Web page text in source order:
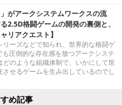
」がアークシステムワークスの流
2.5D格闘ゲームの開発の裏側と、
リアクエスト】
リーズなどで知られ、世界的な格闘ゲ
も圧倒的な存在感を放つアークシステ
どのような組織体制で、いかにして世
せるゲームを生み出しているのでし
め記事